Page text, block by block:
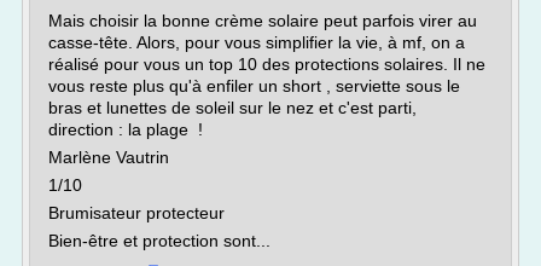
Mais choisir la bonne crème solaire peut parfois virer au
casse-tête. Alors, pour vous simplifier la vie, à mf, on a
réalisé pour vous un top 10 des protections solaires. Il ne
vous reste plus qu'à enfiler un short , serviette sous le
bras et lunettes de soleil sur le nez et c'est parti,
direction : la plage !
Marlène Vautrin
1/10
Brumisateur protecteur
Bien-être et protection sont...